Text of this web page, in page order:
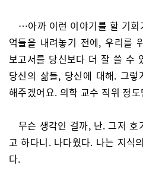
…아까 이런 이야기를 할 기회
억들을 내려놓기 전에, 우리를
보고서를 당신보다 더 잘 쓸 수
당신의 삶들, 당신에 대해. 그
해주겠어요. 의학 교수 직위 정
무슨 생각인 걸까, 난. 그저
고 하다니. 나다웠다. 나는 지식
다.